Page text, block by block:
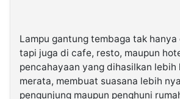
Lampu gantung tembaga tak
tapi juga di cafe, resto, maupun
pencahayaan yang dihasilkan lebih
merata, membuat suasana lebih
pengunjung maupun penghuni